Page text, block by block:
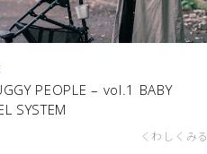
PEOPLE – vol.1 BABY
SYSTEM
くわしくみる